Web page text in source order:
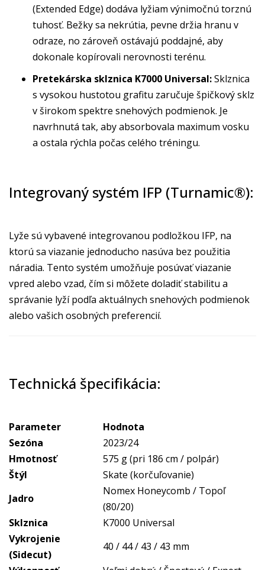
(Extended Edge) dodáva lyžiam výnimočnú torznú
tuhosť. Bežky sa nekrútia, pevne držia hranu v
odraze, no zároveň ostávajú poddajné, aby
dokonale kopírovali nerovnosti terénu.
Pretekárska sklznica K7000 Universal:Sklznica
s vysokou hustotou grafitu zaručuje špičkový sklz
v širokom spektre snehových podmienok. Je
navrhnutá tak, aby absorbovala maximum vosku
a ostala rýchla počas celého tréningu.
Integrovaný systém IFP (Turnamic®):
Lyže sú vybavené integrovanou podložkou IFP, na
ktorú sa viazanie jednoducho nasúva bez použitia
náradia. Tento systém umožňuje posúvať viazanie
vpred alebo vzad, čím si môžete doladiť stabilitu a
správanie lyží podľa aktuálnych snehových podmienok
alebo vašich osobných preferencií.
Technická špecifikácia:
Parameter
Hodnota
Sezóna
2023/24
Hmotnosť
575 g (pri 186 cm / polpár)
Štýl
Skate (korčuľovanie)
Jadro
Nomex Honeycomb / Topoľ
(80/20)
Sklznica
K7000 Universal
Vykrojenie
(Sidecut)
40 / 44 / 43 / 43 mm